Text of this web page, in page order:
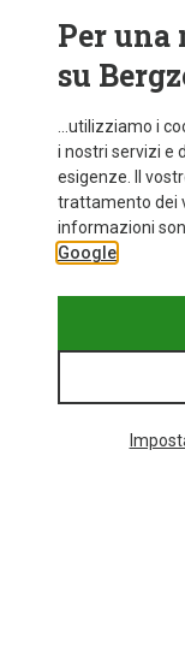
Categories
Per una
su
...utilizziamo i
i nostri servizi e
esigenze. Il
trattamento dei
informazioni
Google